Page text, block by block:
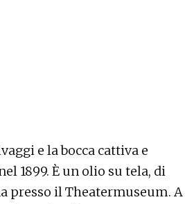
e la bocca cattiva e
1899. È un olio su tela, di
presso il Theatermuseum. A